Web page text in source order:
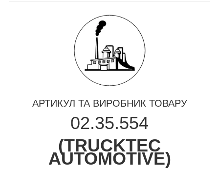
АРТИКУЛ ТА ВИРОБНИК ТОВАРУ
02.35.554
(TRUCKTEC
AUTOMOTIVE)